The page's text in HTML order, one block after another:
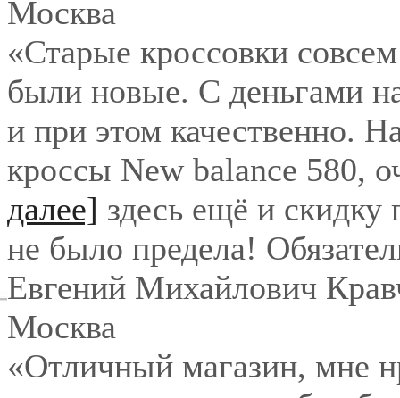
Москва
«Старые кроссовки
были новые. С деньгами
и при этом качественно.
кроссы New balance 580,
далее] здесь ещё и
не было предела!
Евгений Михайлович
Москва
«Отличный магазин, мне